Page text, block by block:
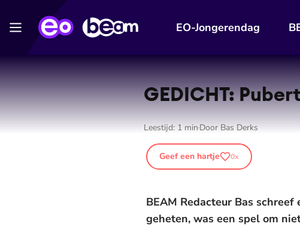
EO-Jongerendag
GEDICHT:
Leestijd: 1 min Door Bas Derks
Geef een hartje 0x
BEAM Redacteur Bas
geheten, was een spel om